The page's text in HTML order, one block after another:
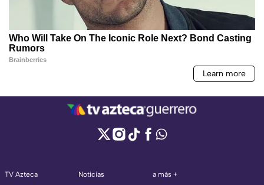
TV Azteca
Noticias
a más +